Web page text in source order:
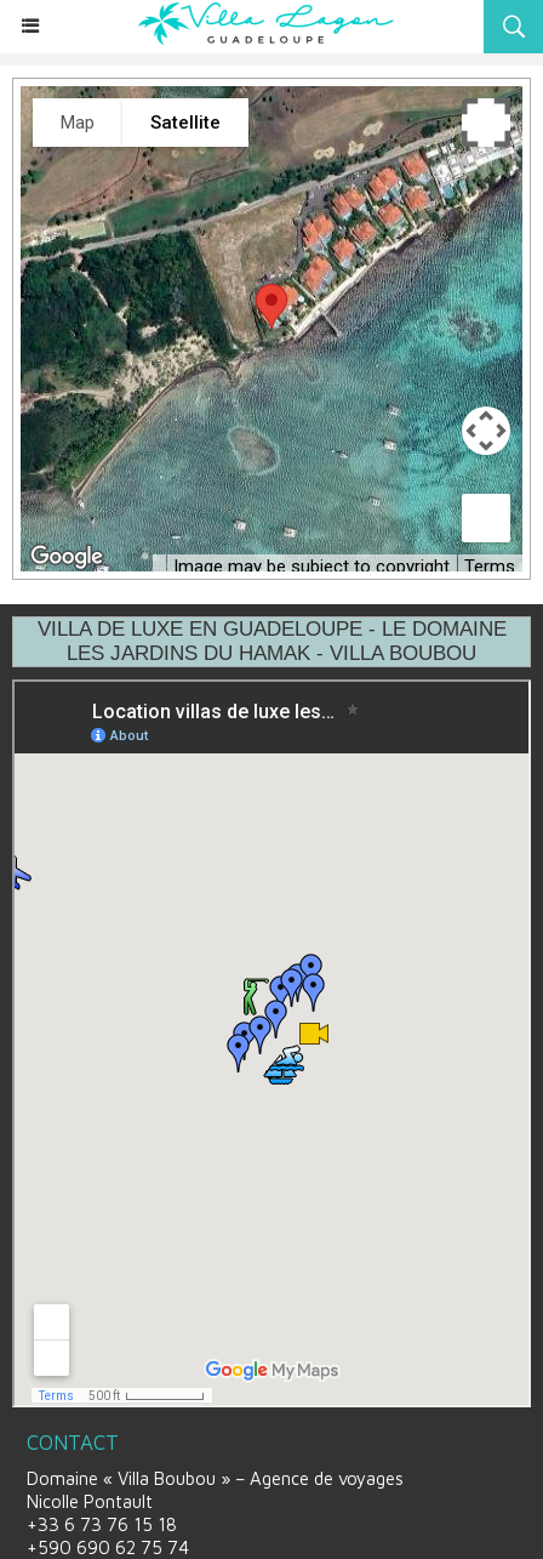
Map Satellite
Image may be subject to copyright Terms
VILLA DE LUXE EN GUADELOUPE - LE DOMAINE
LES JARDINS DU HAMAK - VILLA BOUBOU
CONTACT
Domaine « Villa Boubou » – Agence de voyages
Nicolle Pontault
+33 6 73 76 15 18
+590 690 62 75 74